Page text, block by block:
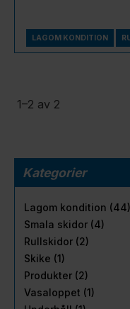
LAGOM KONDITION
1–2 av 2
Kategorier
Lagom kondition (44)
Smala skidor (4)
Rullskidor (2)
Skike (1)
Produkter (2)
Vasaloppet (1)